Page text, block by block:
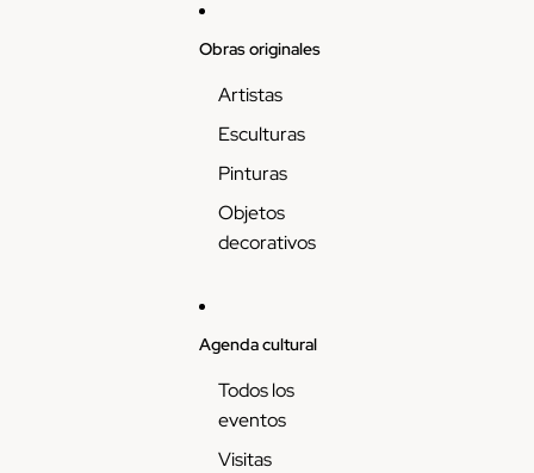
Obras originales
Artistas
Esculturas
Pinturas
Objetos
decorativos
Agenda cultural
Todos los
eventos
Visitas